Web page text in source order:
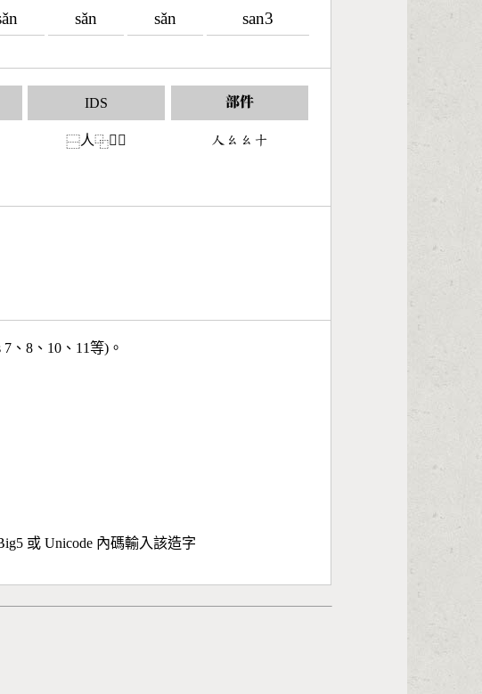
sǎn
sǎn
san3
IDS
⿱人⿻𢆶十
部件
󶀬󶂨󶂨󶀓
、8、10、11等)。
或 Unicode 內碼輸入該造字